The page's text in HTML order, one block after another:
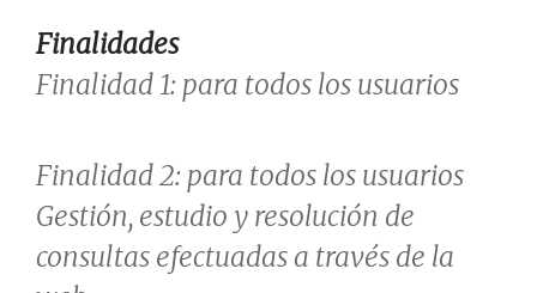
Finalidades
Finalidad 1: para todos los usuarios
Finalidad 2: para todos los usuarios
Gestión, estudio y resolución de
consultas efectuadas a través de la